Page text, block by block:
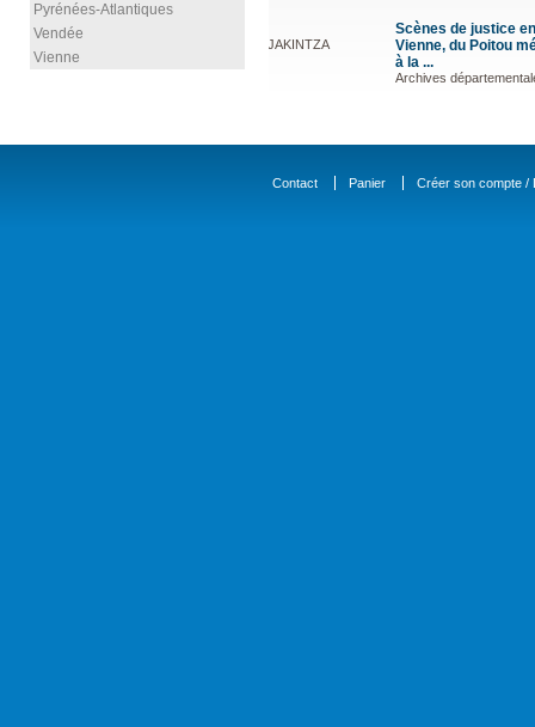
Pyrénées-Atlantiques
Vendée
Vienne
Scènes de justice en
Vienne, du Poitou médiéval
Archives départementales de ...
d'Yeu
Contact Panier Créer son compte /